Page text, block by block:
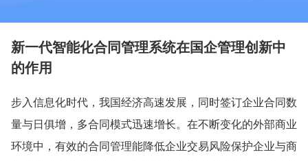
新一代智能化合同管理系统在国企管理创新中
的作用
步入信息化时代，我国经济高速发展，同时签订企业合同数
量与日俱增，多合同模式迅速增长。在不断变化的外部商业
环境中，有效的合同管理能降低企业交易风险保护企业与商